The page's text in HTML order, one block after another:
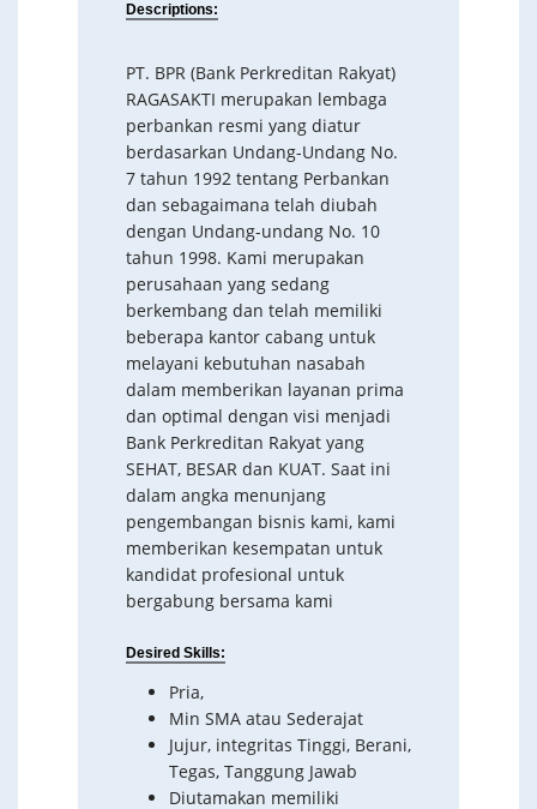
Descriptions:
PT. BPR (Bank Perkreditan Rakyat)
RAGASAKTI merupakan lembaga
perbankan resmi yang diatur
berdasarkan Undang-Undang No.
7 tahun 1992 tentang Perbankan
dan sebagaimana telah diubah
dengan Undang-undang No. 10
tahun 1998. Kami merupakan
perusahaan yang sedang
berkembang dan telah memiliki
beberapa kantor cabang untuk
melayani kebutuhan nasabah
dalam memberikan layanan prima
dan optimal dengan visi menjadi
Bank Perkreditan Rakyat yang
SEHAT, BESAR dan KUAT. Saat ini
dalam angka menunjang
pengembangan bisnis kami, kami
memberikan kesempatan untuk
kandidat profesional untuk
bergabung bersama kami
Desired Skills:
Pria,
Min SMA atau Sederajat
Jujur, integritas Tinggi, Berani,
Tegas, Tanggung Jawab
Diutamakan memiliki